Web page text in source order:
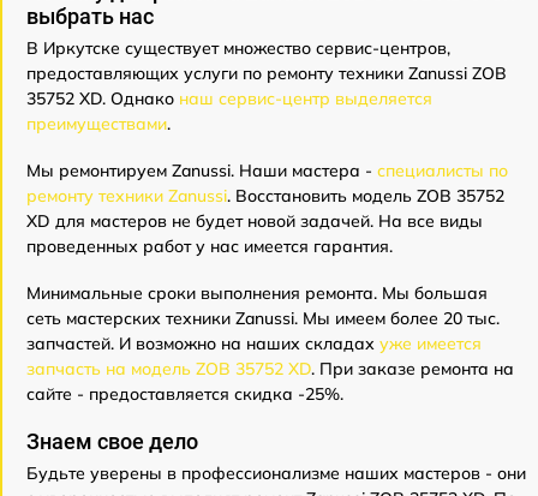
выбрать нас
В Иркутске существует множество сервис-центров,
предоставляющих услуги по ремонту техники Zanussi ZOB
35752 XD. Однако наш сервис-центр выделяется
преимуществами.
Мы ремонтируем Zanussi. Наши мастера - специалисты по
ремонту техники Zanussi. Восстановить модель ZOB 35752
XD для мастеров не будет новой задачей. На все виды
проведенных работ у нас имеется гарантия.
Минимальные сроки выполнения ремонта. Мы большая
сеть мастерских техники Zanussi. Мы имеем более 20 тыс.
запчастей. И возможно на наших складах уже имеется
запчасть на модель ZOB 35752 XD. При заказе ремонта на
сайте - предоставляется скидка -25%.
Знаем свое дело
Будьте уверены в профессионализме наших мастеров - они